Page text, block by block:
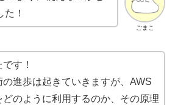
ごまこ
！
す！
の進歩は起きていきますが、AWS
どのように利用するのか、その原理